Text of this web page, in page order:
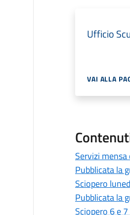
Ufficio
VAI ALLA
Servizi
Pubblicata la
Sciopero
Pubblicata la
Sciopero 6 e